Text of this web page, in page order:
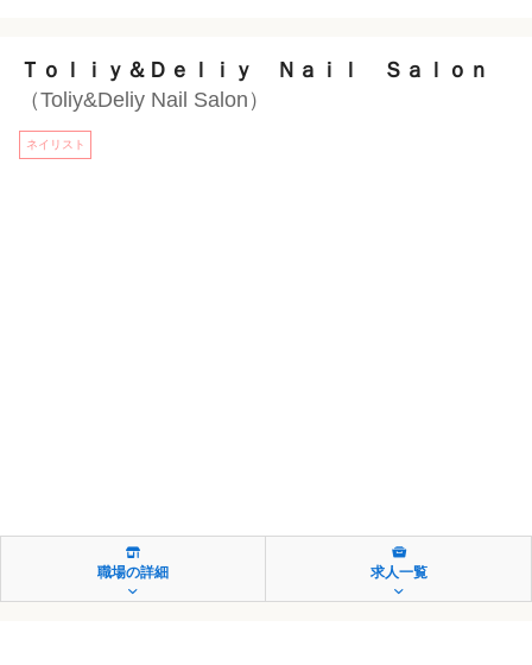
Ｔｏｌｉｙ＆Ｄｅｌｉｙ Ｎａｉｌ Ｓａｌｏｎ
（Toliy&Deliy Nail Salon）
ネイリスト
職場の詳細 求人一覧